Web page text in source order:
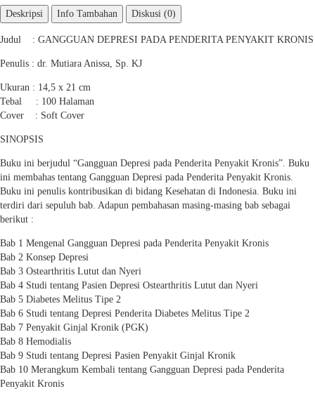
Deskripsi Info Tambahan Diskusi (0)
Judul : GANGGUAN DEPRESI PADA PENDERITA PENYAKIT KRONIS
Penulis : dr. Mutiara Anissa, Sp. KJ
Ukuran : 14,5 x 21 cm
Tebal : 100 Halaman
Cover : Soft Cover
SINOPSIS
Buku ini berjudul “Gangguan Depresi pada Penderita Penyakit Kronis”. Buku
ini membahas tentang Gangguan Depresi pada Penderita Penyakit Kronis.
Buku ini penulis kontribusikan di bidang Kesehatan di Indonesia. Buku ini
terdiri dari sepuluh bab. Adapun pembahasan masing-masing bab sebagai
berikut :
Bab 1 Mengenal Gangguan Depresi pada Penderita Penyakit Kronis
Bab 2 Konsep Depresi
Bab 3 Ostearthritis Lutut dan Nyeri
Bab 4 Studi tentang Pasien Depresi Ostearthritis Lutut dan Nyeri
Bab 5 Diabetes Melitus Tipe 2
Bab 6 Studi tentang Depresi Penderita Diabetes Melitus Tipe 2
Bab 7 Penyakit Ginjal Kronik (PGK)
Bab 8 Hemodialis
Bab 9 Studi tentang Depresi Pasien Penyakit Ginjal Kronik
Bab 10 Merangkum Kembali tentang Gangguan Depresi pada Penderita
Penyakit Kronis